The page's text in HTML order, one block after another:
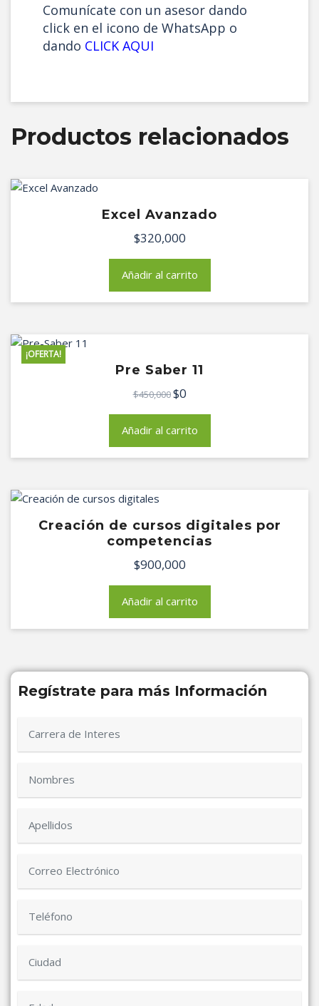
Comunícate con un asesor dando
click en el icono de WhatsApp o
dando CLICK AQUI
Productos relacionados
Excel Avanzado
$320,000
Añadir al carrito
¡OFERTA!
Pre Saber 11
$450,000El
original
era:
$0El
actual
es:
Añadir al carrito
Creación de cursos digitales por
competencias
$900,000
Añadir al carrito
Regístrate para más Información